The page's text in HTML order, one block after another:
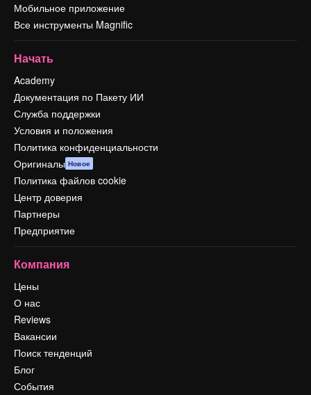
Мобильное приложение
Все инструменты Magnific
Начать
Academy
Документация по Пакету ИИ
Служба поддержки
Условия и положения
Политика конфиденциальности
Оригиналы Новое
Политика файлов cookie
Центр доверия
Партнеры
Предприятие
Компания
Цены
О нас
Reviews
Вакансии
Поиск тенденций
Блог
События